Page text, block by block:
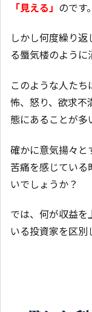
「見える」 のです。
しかし何度繰り
る蜃気楼のように
このような人た
怖、怒り、欲求不
態にあることが多
確かに意気揚々と
苦痛を感じてい
いでしょうか？
では、何が収益を
いる投資家を区別